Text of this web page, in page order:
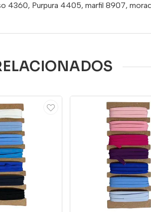
4360, Purpura 4405, marfil 8907,